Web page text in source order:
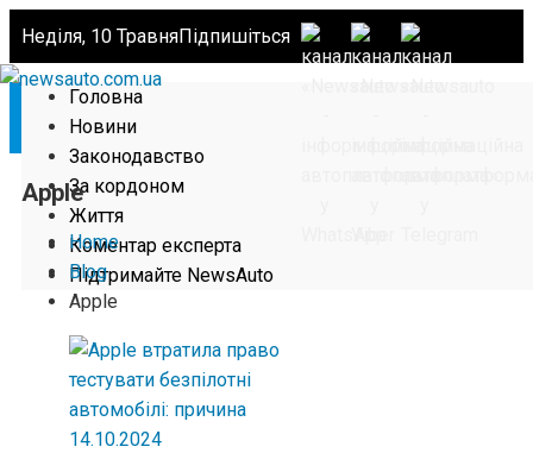
Неділя, 10 ТравняПідпишіться
Головна
Новини
Законодавство
За кордоном
Життя
Коментар експерта
Підтримайте NewsAuto
Apple
Home
Blog
Apple
14.10.2024